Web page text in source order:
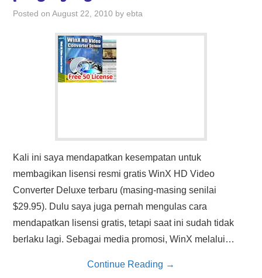
HASIL PENCARIAN
Posted onAugust 22, 2010 byebta
Kali ini saya mendapatkan kesempatan untuk
membagikan lisensi resmi gratis WinX HD Video
Converter Deluxe terbaru (masing-masing senilai
$29.95). Dulu saya juga pernah mengulas cara
mendapatkan lisensi gratis, tetapi saat ini sudah tidak
berlaku lagi. Sebagai media promosi, WinX melalui…
Continue Reading →